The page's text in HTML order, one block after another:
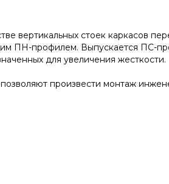
вертикальных стоек каркасов
ПН-профилем. Выпускается ПС-
для увеличения жесткости.
произвести монтаж